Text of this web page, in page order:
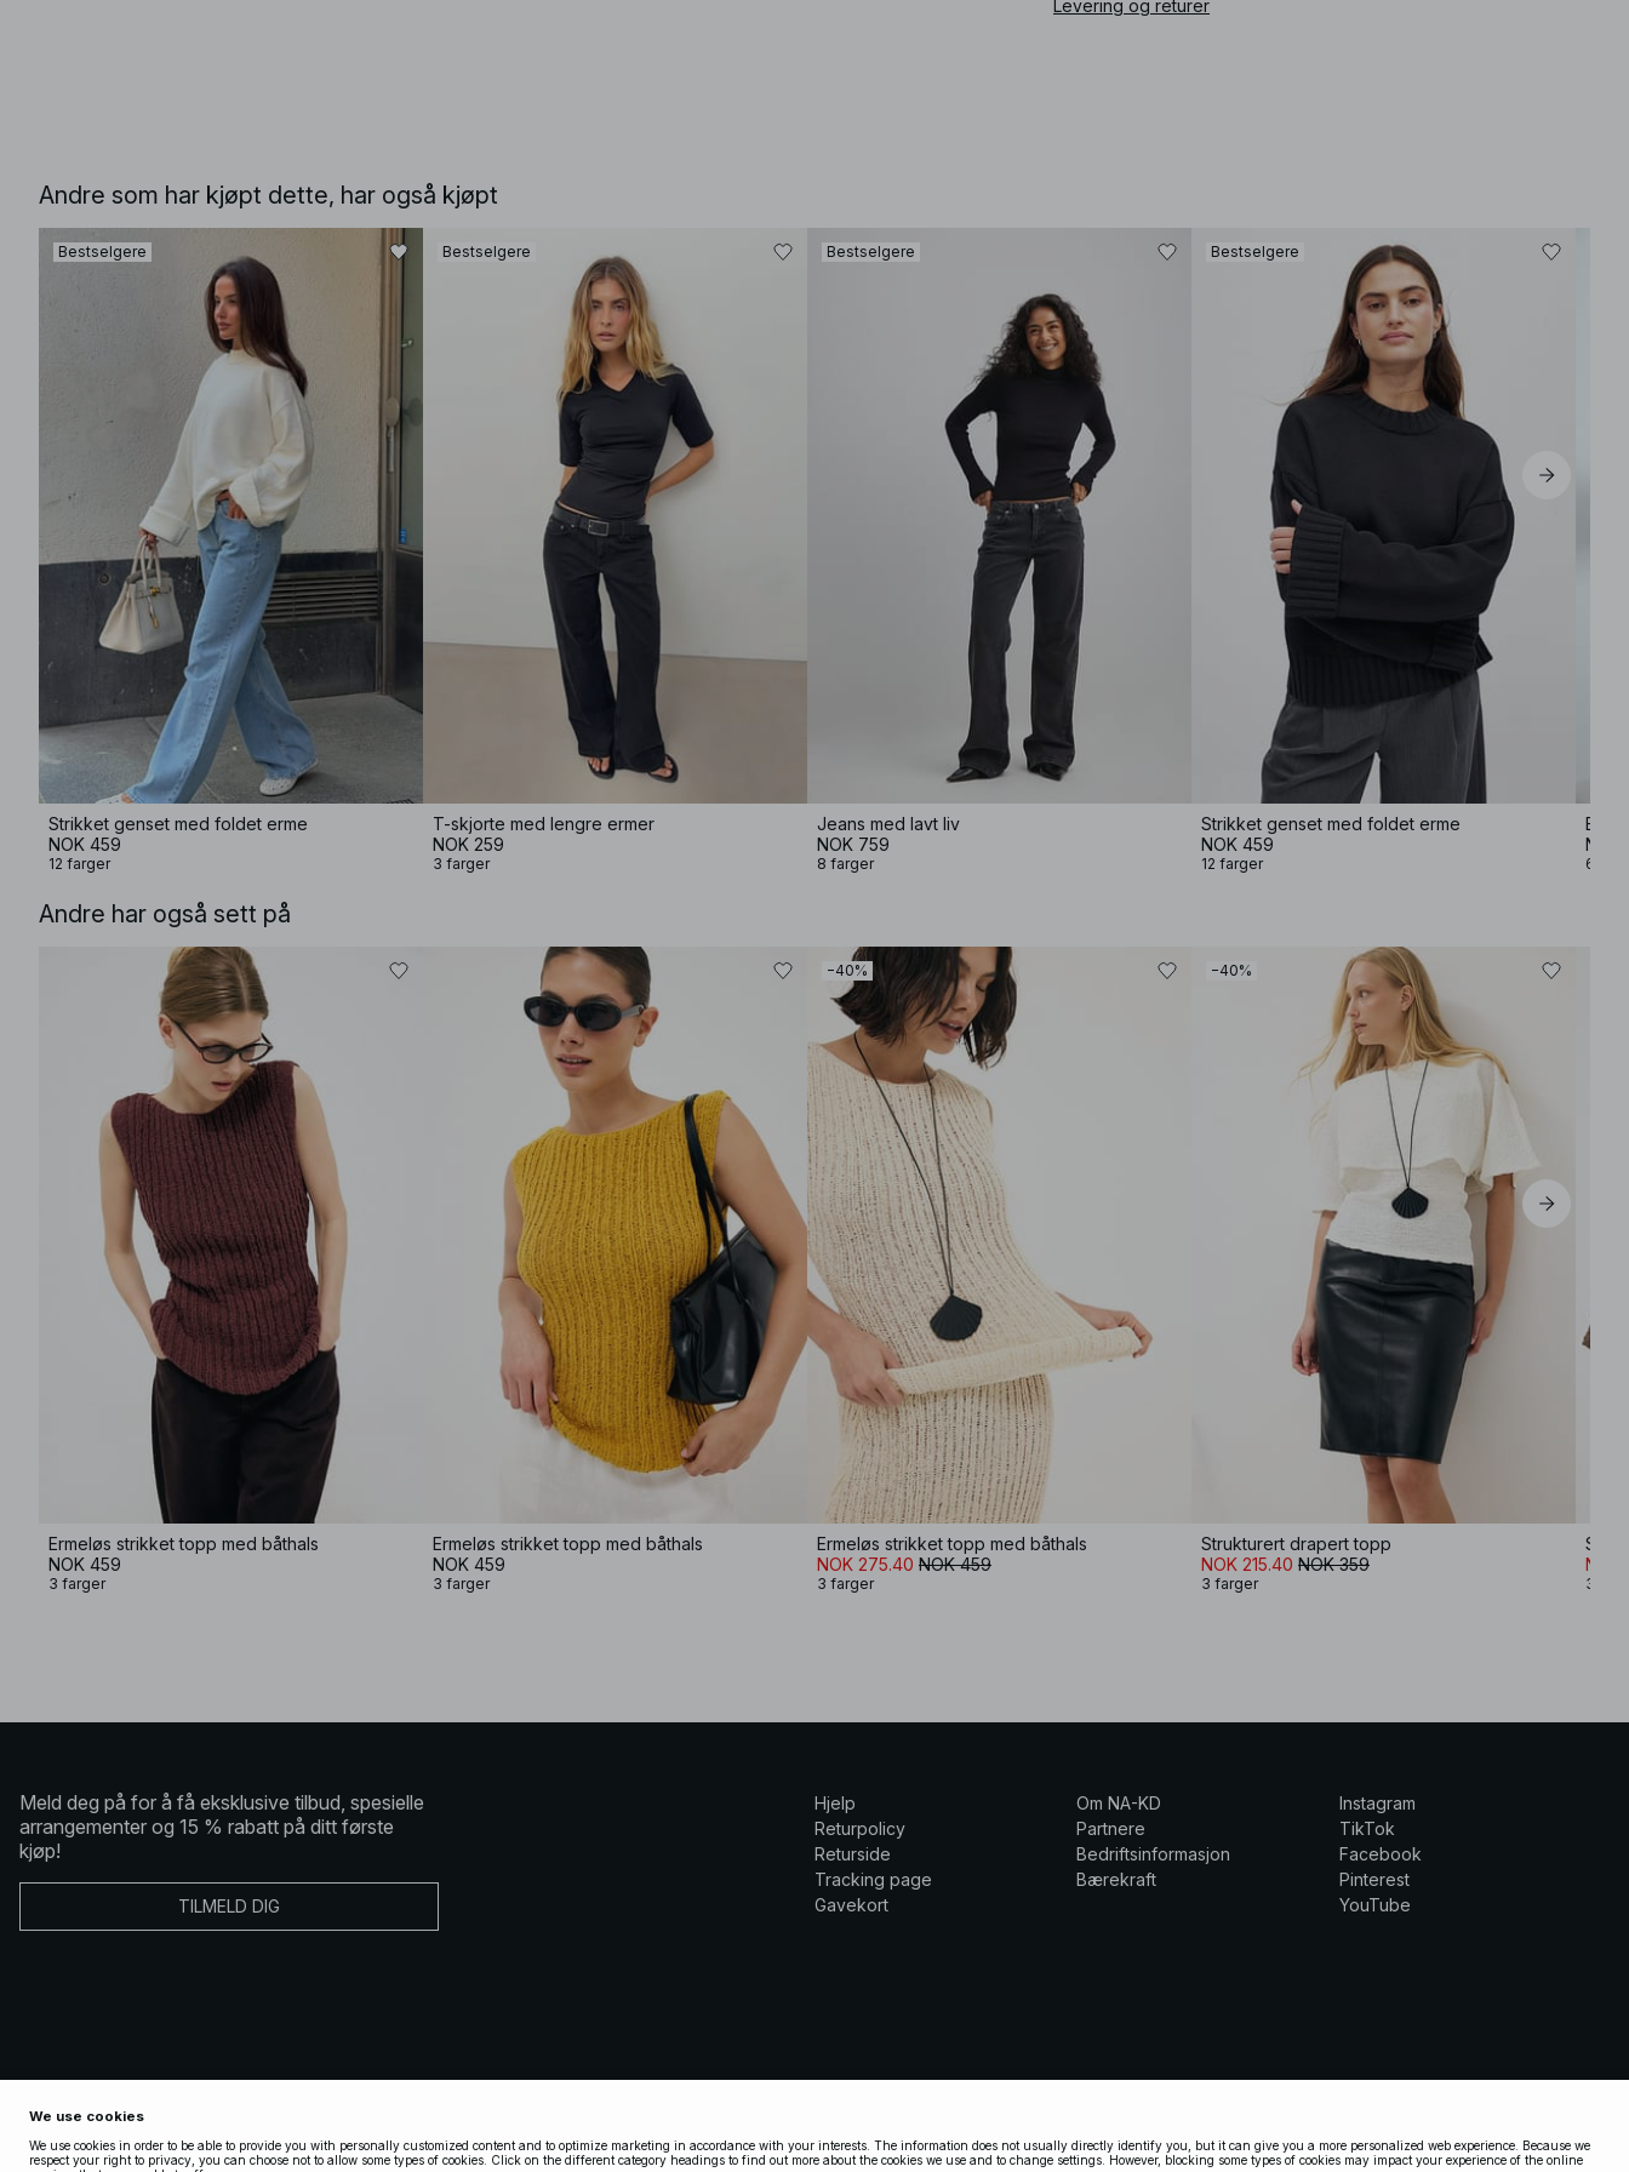
Levering og returer
Andre som har kjøpt dette, har også kjøpt
Bestselgere
Strikket genset med foldet erme
NOK 459
12 farger
Bestselgere
T-skjorte med lengre ermer
NOK 259
3 farger
Bestselgere
Jeans med lavt liv
NOK 759
8 farger
Bestselgere
Strikket genset med foldet erme
NOK 459
12 farger
NOK
6
Andre har også sett på
Ermeløs strikket topp med båthals
NOK 459
3 farger
Ermeløs strikket topp med båthals
NOK 459
3 farger
−40%
Ermeløs strikket topp med båthals
NOK 275.40 NOK 459
3 farger
−40%
Strukturert drapert topp
NOK 215.40 NOK 359
3 farger
NOK
3
Meld deg på for å få eksklusive tilbud, spesielle
arrangementer og 15 % rabatt på ditt første
kjøp!
TILMELD DIG
Hjelp
Returpolicy
Returside
Tracking page
Gavekort
Om NA-KD
Partnere
Bedriftsinformasjon
Bærekraft
Instagram
TikTok
Facebook
Pinterest
YouTube